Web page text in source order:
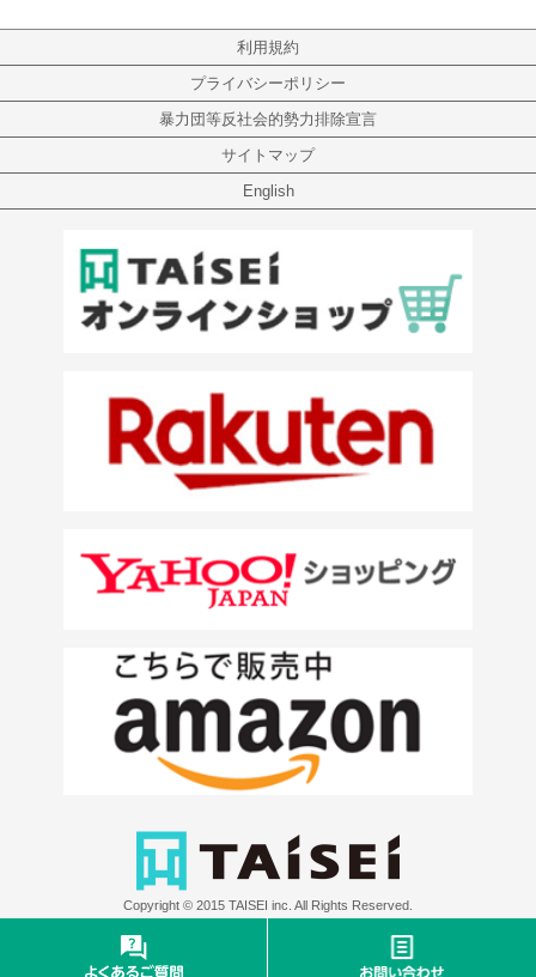
利用規約
プライバシーポリシー
暴力団等反社会的勢力排除宣言
サイトマップ
English
Copyright © 2015 TAISEI inc. All Rights Reserved.